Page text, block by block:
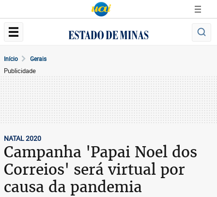
Início Gerais
Publicidade
NATAL 2020
Campanha 'Papai Noel dos
Correios' será virtual por
causa da pandemia